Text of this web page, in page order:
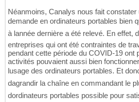
Néanmoins, Canalys nous fait constater
demande en ordinateurs portables bien
à lannée dernière a été relevé. En effet,
entreprises qui ont été contraintes de
pendant cette période du COVID-19 ont
activités pouvaient aussi bien
lusage des ordinateurs portables. Et
dagrandir la chaîne en commandant le
dordinateurs portables possible pour